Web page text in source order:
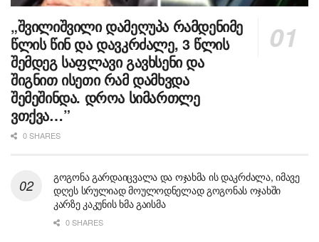
„შვილიშვილი დამეღუპა რამდენიმე
წლის წინ და დავკრძალე, 3 წლის
შემდეგ საფლავი გავხსენი და
შიგნით ისეთი რამ დამხვდა
შემეშინდა. დროა სიმართლე
ვთქვა…”
0 SHARES
გოგონა გარდაიცვალა და ოჯახმა ის დაკრძალა, იმავე
დღეს სრულიად მოულოდნელად გოგონას ოჯახში
კარზე კაკუნის ხმა გაისმა
0 SHARES